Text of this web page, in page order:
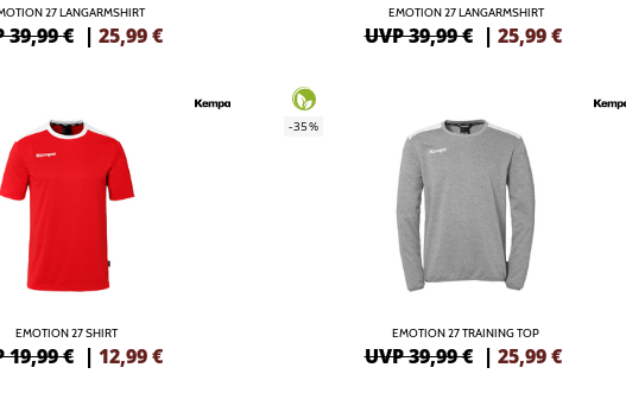
27 LANGARMSHIRT
39,99 € | 25,99 €
EMOTION 27 LANGARMSHIRT
UVP 39,99 € | 25,99 €
EMOTION 27 SHIRT
19,99 € | 12,99 €
-35%
EMOTION 27 TRAINING TOP
UVP 39,99 € | 25,99 €